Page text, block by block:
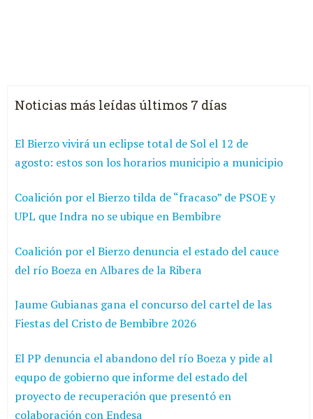
Noticias más leídas últimos 7 días
El Bierzo vivirá un eclipse total de Sol el 12 de
agosto: estos son los horarios municipio a municipio
Coalición por el Bierzo tilda de “fracaso” de PSOE y
UPL que Indra no se ubique en Bembibre
Coalición por el Bierzo denuncia el estado del cauce
del río Boeza en Albares de la Ribera
Jaume Gubianas gana el concurso del cartel de las
Fiestas del Cristo de Bembibre 2026
El PP denuncia el abandono del río Boeza y pide al
equpo de gobierno que informe del estado del
proyecto de recuperación que presentó en
colaboración con Endesa